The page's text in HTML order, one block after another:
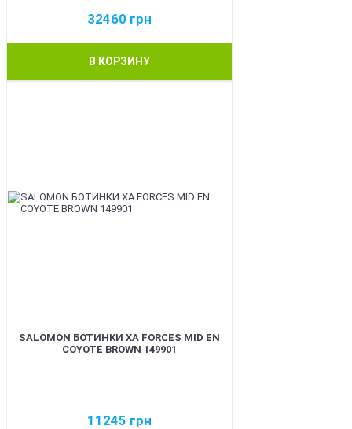
32460 грн
В КОРЗИНУ
SALOMON БОТИНКИ XA FORCES MID EN
COYOTE BROWN 149901
11245 грн